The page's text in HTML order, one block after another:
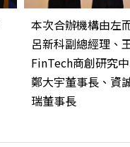
本次合辦機構由左
呂新科副總經理、
FinTech商創研究
鄭大宇董事長、資
瑞董事長